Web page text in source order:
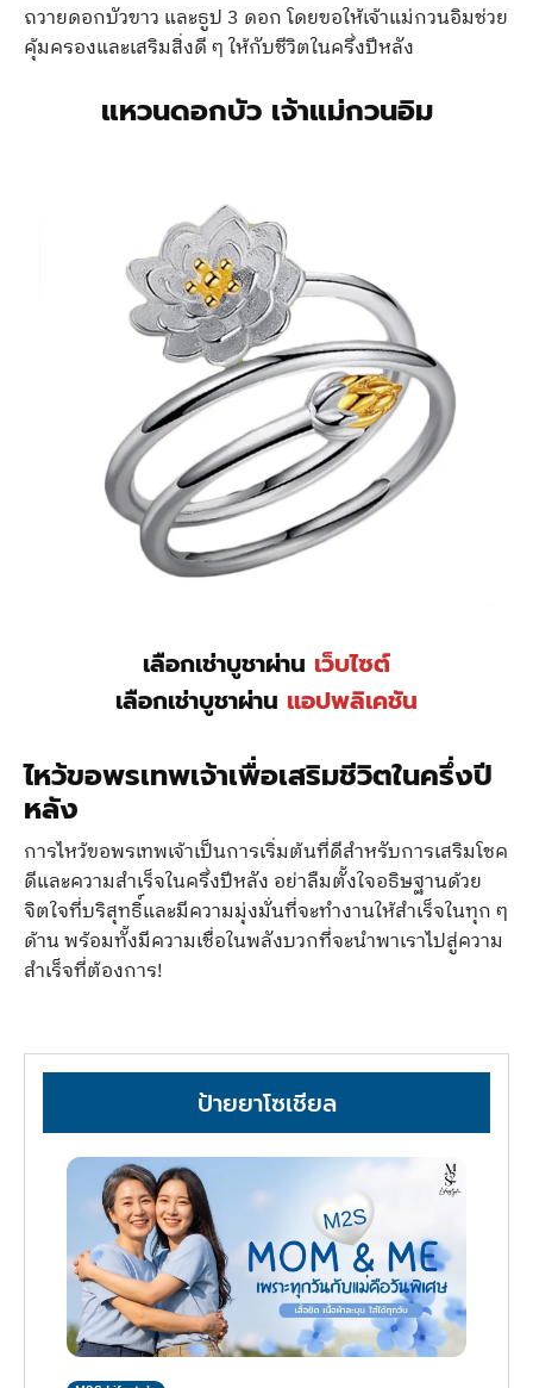
ถวายดอกบัวขาว และธูป 3 ดอก โดยขอให้เจ้าแม่กวนอิมช่วย
คุ้มครองและเสริมสิ่งดี ๆ ให้กับชีวิตในครึ่งปีหลัง
แหวนดอกบัว เจ้าแม่กวนอิม
เลือกเช่าบูชาผ่าน เว็บไซต์
เลือกเช่าบูชาผ่าน แอปพลิเคชัน
ไหว้ขอพรเทพเจ้าเพื่อเสริมชีวิตในครึ่งปี
หลัง
การไหว้ขอพรเทพเจ้าเป็นการเริ่มต้นที่ดีสำหรับการเสริมโชค
ดีและความสำเร็จในครึ่งปีหลัง อย่าลืมตั้งใจอธิษฐานด้วย
จิตใจที่บริสุทธิ์และมีความมุ่งมั่นที่จะทำงานให้สำเร็จในทุก ๆ
ด้าน พร้อมทั้งมีความเชื่อในพลังบวกที่จะนำพาเราไปสู่ความ
สำเร็จที่ต้องการ!
ป้ายยาโซเชียล